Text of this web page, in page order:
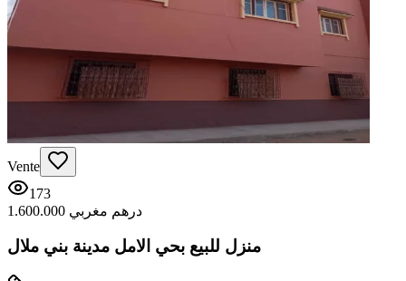
Vente
173
1.600.000 درهم مغربي
منزل للبيع بحي الامل مدينة بني ملال